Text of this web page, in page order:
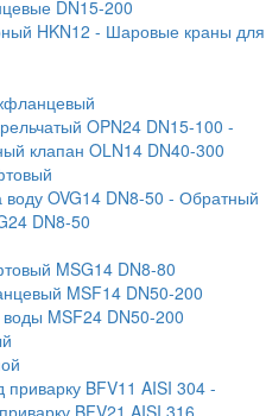
DN15-200
HKN12 - Шаровые краны для
OPN24 DN15-100 -
клапан OLN14 DN40-300
OVG14 DN8-50 - Обратный
DN8-50
MSG14 DN8-80
MSF14 DN50-200
MSF24 DN50-200
приварку BFV11 AISI 304 -
BFV21 AISI 316